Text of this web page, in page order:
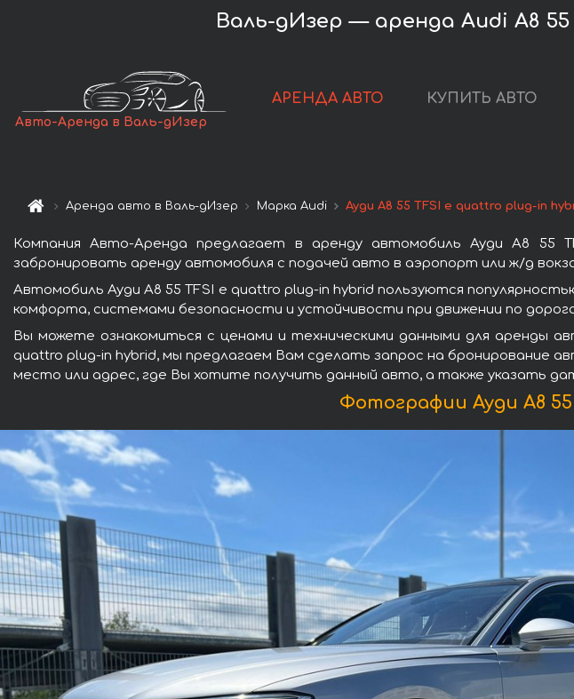
Валь-дИзер — аренда Audi A8
Авто-Аренда в Валь-дИзер
АРЕНДА АВТО КУПИТЬ АВТО
Аренда авто в Валь-дИзер Марка Audi Ауди A8 55 TFSI e quattro plug-in
Компания Авто-Аренда предлагает в аренду автомобиль Ауди A8
забронировать аренду автомобиля с подачей авто в аэропорт или ж/д
Автомобиль Ауди A8 55 TFSI e quattro plug-in hybrid пользуются
комфорта, системами безопасности и устойчивости при движении по
Вы можете ознакомиться с ценами и техническими данными для аренды
quattro plug-in hybrid, мы предлагаем Вам сделать запрос на бронирование
место или адрес, где Вы хотите получить данный авто, а также указать
Фотографии Ауди A8